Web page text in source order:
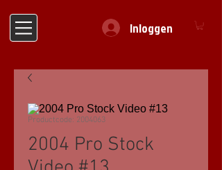
Inloggen
Productcode: 2004063
2004 Pro Stock